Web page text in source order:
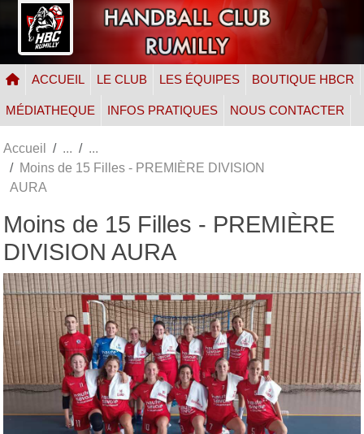
ACCUEIL LE CLUB LES ÉQUIPES BOUTIQUE HBCR
MÉDIATHEQUE INFOS PRATIQUES NOUS CONTACTER
Accueil
Moins de 15 Filles - PREMIÈRE DIVISION
AURA
Moins de 15 Filles - PREMIÈRE
DIVISION AURA
Panneau de gestion des cookies